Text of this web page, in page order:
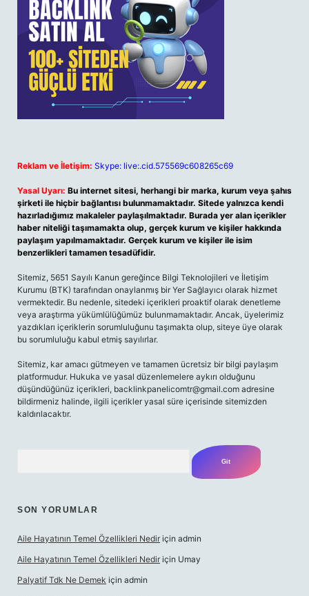
Reklam ve İletişim: Skype: live:.cid.575569c608265c69
Yasal Uyarı: Bu internet sitesi, herhangi bir marka, kurum veya şahıs
şirketi ile hiçbir bağlantısı bulunmamaktadır. Sitede yalnızca kendi
hazırladığımız makaleler paylaşılmaktadır. Burada yer alan içerikler
haber niteliği taşımamakta olup, gerçek kurum ve kişiler hakkında
paylaşım yapılmamaktadır. Gerçek kurum ve kişiler ile isim
benzerlikleri tamamen tesadüfidir.
Sitemiz, 5651 Sayılı Kanun gereğince Bilgi Teknolojileri ve İletişim
Kurumu (BTK) tarafından onaylanmış bir Yer Sağlayıcı olarak hizmet
vermektedir. Bu nedenle, sitedeki içerikleri proaktif olarak denetleme
veya araştırma yükümlülüğümüz bulunmamaktadır. Ancak, üyelerimiz
yazdıkları içeriklerin sorumluluğunu taşımakta olup, siteye üye olarak
bu sorumluluğu kabul etmiş sayılırlar.
Sitemiz, kar amacı gütmeyen ve tamamen ücretsiz bir bilgi paylaşım
platformudur. Hukuka ve yasal düzenlemelere aykırı olduğunu
düşündüğünüz içerikleri, backlinkpanelicomtr@gmail.com adresine
bildirmeniz halinde, ilgili içerikler yasal süre içerisinde sitemizden
kaldırılacaktır.
SON YORUMLAR
Aile Hayatının Temel Özellikleri Nedir için admin
Aile Hayatının Temel Özellikleri Nedir için Umay
Palyatif Tdk Ne Demek için admin